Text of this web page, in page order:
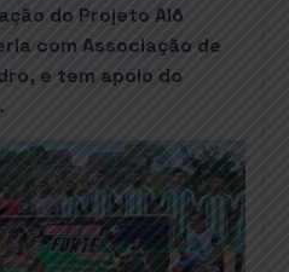
do Projeto Alô
com Associação de
e tem apoio do